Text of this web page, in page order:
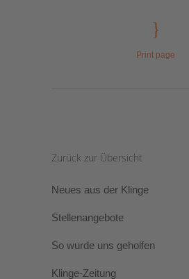
Print page
Zurück zur Übersicht
Neues aus der Klinge
Stellenangebote
So wurde uns geholfen
Klinge-Zeitung